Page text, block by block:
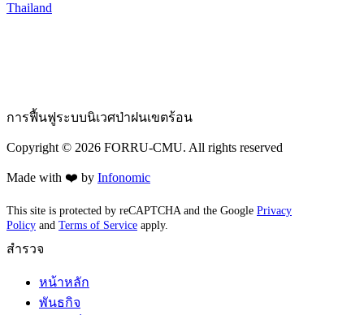
Thailand
การฟื้นฟูระบบนิเวศป่าฝนเขตร้อน
Copyright © 2026 FORRU-CMU. All rights reserved
Made with ❤️ by Infonomic
This site is protected by reCAPTCHA and the Google Privacy
Policy and Terms of Service apply.
สำรวจ
หน้าหลัก
พันธกิจ